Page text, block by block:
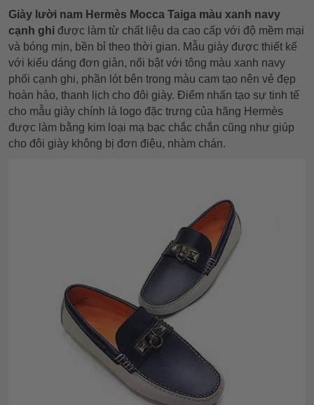
Giày lười nam Hermès Mocca Taiga màu xanh navy
cạnh ghi được làm từ chất liệu da cao cấp với độ mềm mại
và bóng mịn, bền bỉ theo thời gian. Mẫu giày được thiết kế
với kiểu dáng đơn giản, nổi bật với tông màu xanh navy
phối cạnh ghi, phần lót bên trong màu cam tạo nên vẻ đẹp
hoàn hảo, thanh lịch cho đôi giày. Điểm nhấn tạo sự tinh tế
cho mẫu giày chính là logo đặc trưng của hãng Hermès
được làm bằng kim loại mạ bạc chắc chắn cũng như giúp
cho đôi giày không bị đơn điệu, nhàm chán.